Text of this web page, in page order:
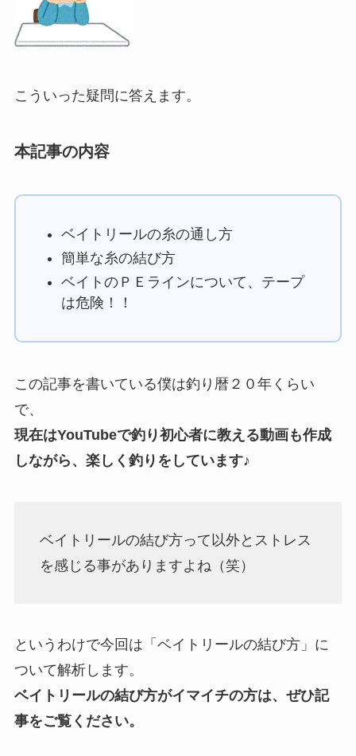
こういった疑問に答えます。
本記事の内容
ベイトリールの糸の通し方
簡単な糸の結び方
ベイトのＰＥラインについて、テープ
は危険！！
この記事を書いている僕は釣り暦２０年くらい
で、
現在はYouTubeで釣り初心者に教える動画も作成
しながら、楽しく釣りをしています♪
ベイトリールの結び方って以外とストレス
を感じる事がありますよね（笑）
というわけで今回は「ベイトリールの結び方」に
ついて解析します。
ベイトリールの結び方がイマイチの方は、ぜひ記
事をご覧ください。